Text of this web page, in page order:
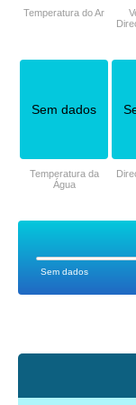
Temperatura do Ar
Sem dados
Sem dados
Temperatura da
Água